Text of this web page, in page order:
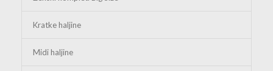
Kratke haljine
Midi haljine